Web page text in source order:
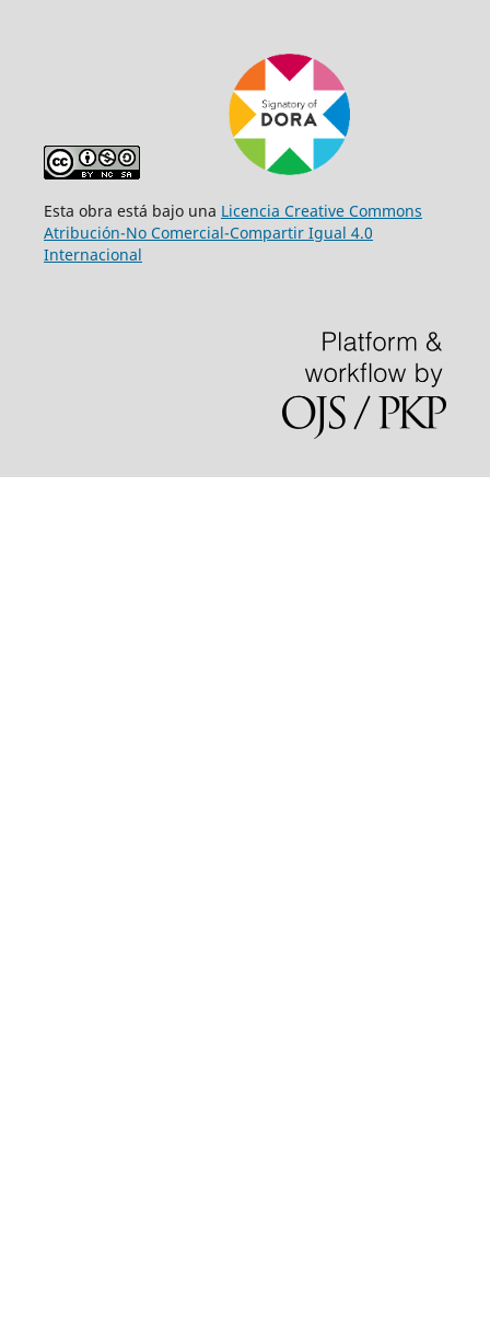
Esta obra está bajo una Licencia Creative Commons
Atribución-No Comercial-Compartir Igual 4.0
Internacional